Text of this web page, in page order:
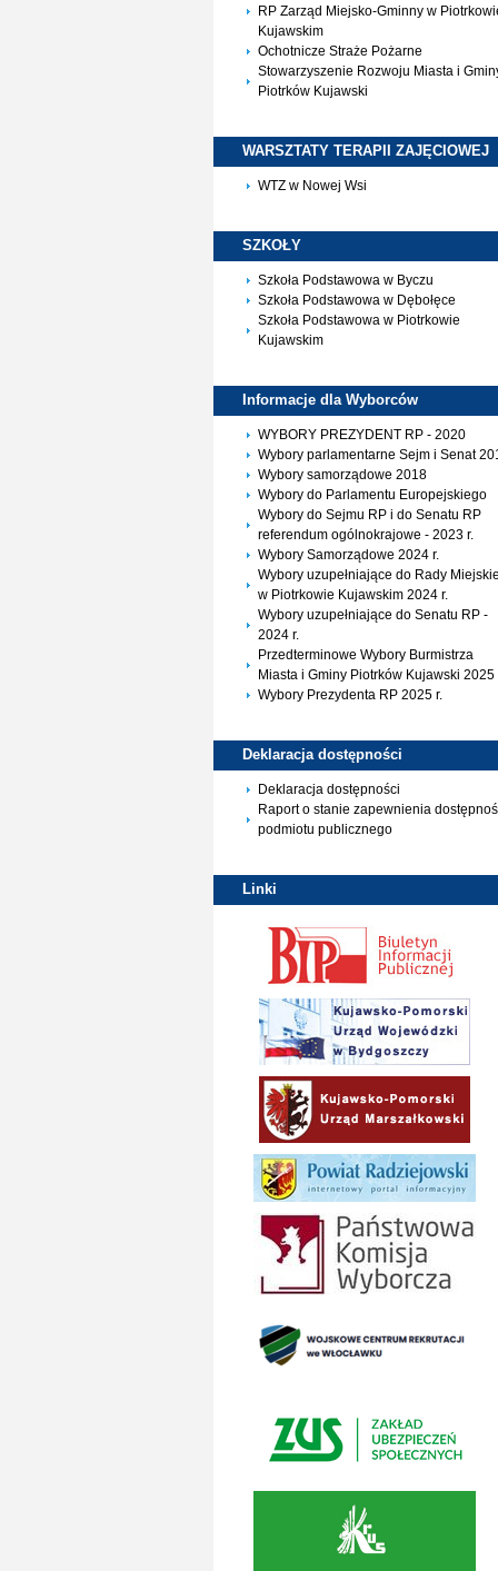
RP Zarząd Miejsko-Gminny w
Kujawskim
Ochotnicze Straże Pożarne
Stowarzyszenie Rozwoju Miasta i
Piotrków Kujawski
WARSZTATY TERAPII ZAJĘCIOWEJ
WTZ w Nowej Wsi
SZKOŁY
Szkoła Podstawowa w Byczu
Szkoła Podstawowa w Dębołęce
Szkoła Podstawowa w Piotrkowie
Kujawskim
Informacje dla Wyborców
WYBORY PREZYDENT RP - 2020
Wybory parlamentarne Sejm i Senat
Wybory samorządowe 2018
Wybory do Parlamentu Europejskiego
Wybory do Sejmu RP i do Senatu RP
referendum ogólnokrajowe - 2023 r.
Wybory Samorządowe 2024 r.
Wybory uzupełniające do Rady
w Piotrkowie Kujawskim 2024 r.
Wybory uzupełniające do Senatu RP -
2024 r.
Przedterminowe Wybory Burmistrza
Miasta i Gminy Piotrków Kujawski 2025
Wybory Prezydenta RP 2025 r.
Deklaracja dostępności
Deklaracja dostępności
Raport o stanie zapewnienia
podmiotu publicznego
Linki